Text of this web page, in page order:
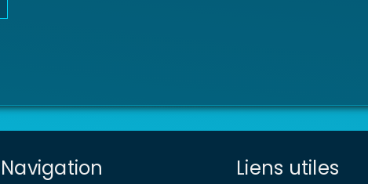
Navigation Liens utiles